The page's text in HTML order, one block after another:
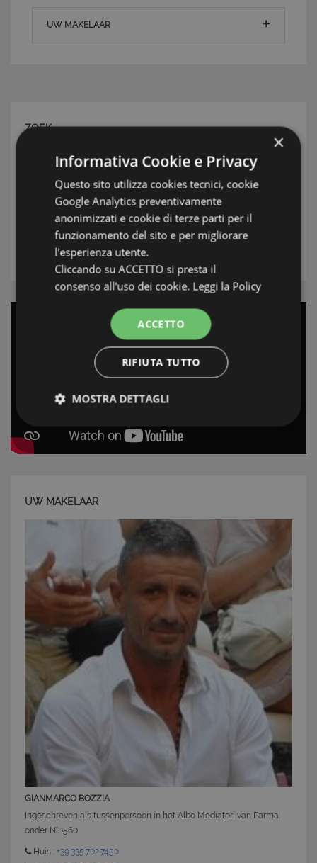
UW MAKELAAR
ZOEK
ZOEK
UW MAKELAAR
GIANMARCO BOZZIA
Ingeschreven als tussenpersoon in het Albo Mediatori van Parma
onder N°0560
Huis : +39.335.702.7450
×
Informativa Cookie e Privacy
Questo sito utilizza cookies tecnici, cookie
Google Analytics preventivamente
anonimizzati e cookie di terze parti per il
funzionamento del sito e per migliorare
l'esperienza utente.
Cliccando su ACCETTO si presta il
consenso all'uso dei cookie. Leggi la Policy
ACCETTO
RIFIUTA TUTTO
MOSTRA DETTAGLI
Strettamente necessari e Statistiche
Strettamente necessari e Statistiche
I cookie strettamente necessari consentono
funzionalità del sito Web principale come l'accesso
degli utenti e la gestione dell'account. Il sito Web
non può essere utilizzato correttamente senza i
cookie strettamente necessari.
Nome
Provider Dominio
PHPSESSID
www.latuacasainsardegna.com
Sessione